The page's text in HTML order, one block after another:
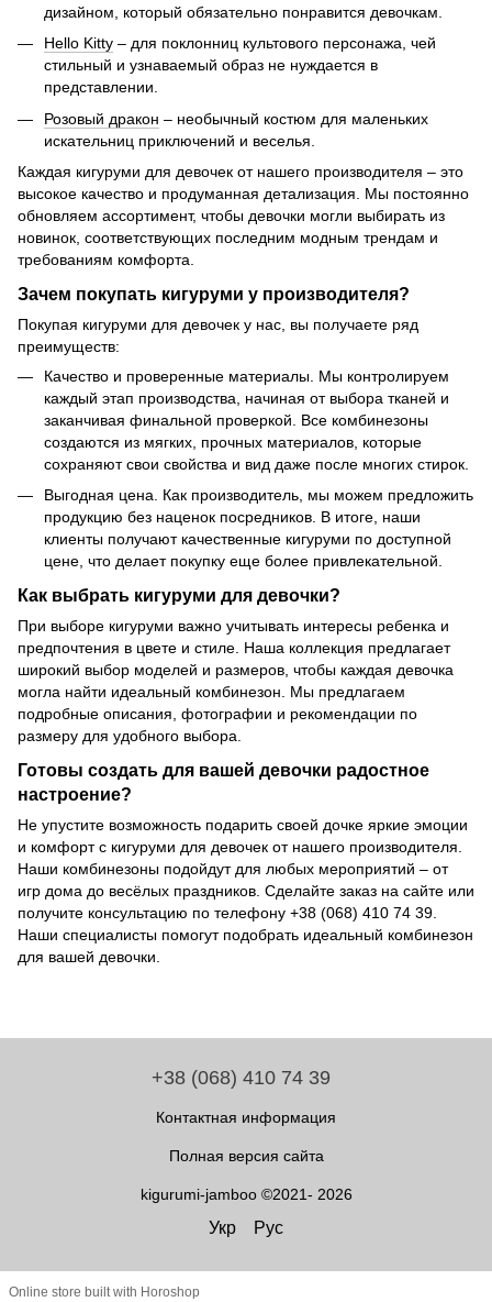
дизайном, который обязательно понравится девочкам.
Hello Kitty – для поклонниц культового персонажа, чей
стильный и узнаваемый образ не нуждается в
представлении.
Розовый дракон – необычный костюм для маленьких
искательниц приключений и веселья.
Каждая кигуруми для девочек от нашего производителя – это
высокое качество и продуманная детализация. Мы постоянно
обновляем ассортимент, чтобы девочки могли выбирать из
новинок, соответствующих последним модным трендам и
требованиям комфорта.
Зачем покупать кигуруми у производителя?
Покупая кигуруми для девочек у нас, вы получаете ряд
преимуществ:
Качество и проверенные материалы. Мы контролируем
каждый этап производства, начиная от выбора тканей и
заканчивая финальной проверкой. Все комбинезоны
создаются из мягких, прочных материалов, которые
сохраняют свои свойства и вид даже после многих стирок.
Выгодная цена. Как производитель, мы можем предложить
продукцию без наценок посредников. В итоге, наши
клиенты получают качественные кигуруми по доступной
цене, что делает покупку еще более привлекательной.
Как выбрать кигуруми для девочки?
При выборе кигуруми важно учитывать интересы ребенка и
предпочтения в цвете и стиле. Наша коллекция предлагает
широкий выбор моделей и размеров, чтобы каждая девочка
могла найти идеальный комбинезон. Мы предлагаем
подробные описания, фотографии и рекомендации по
размеру для удобного выбора.
Готовы создать для вашей девочки радостное
настроение?
Не упустите возможность подарить своей дочке яркие эмоции
и комфорт с кигуруми для девочек от нашего производителя.
Наши комбинезоны подойдут для любых мероприятий – от
игр дома до весёлых праздников. Сделайте заказ на сайте или
получите консультацию по телефону +38 (068) 410 74 39.
Наши специалисты помогут подобрать идеальный комбинезон
для вашей девочки.
+38 (068) 410 74 39
Контактная информация
Полная версия сайта
kigurumi-jamboo ©2021- 2026
Укр Рус
Online store built with Horoshop